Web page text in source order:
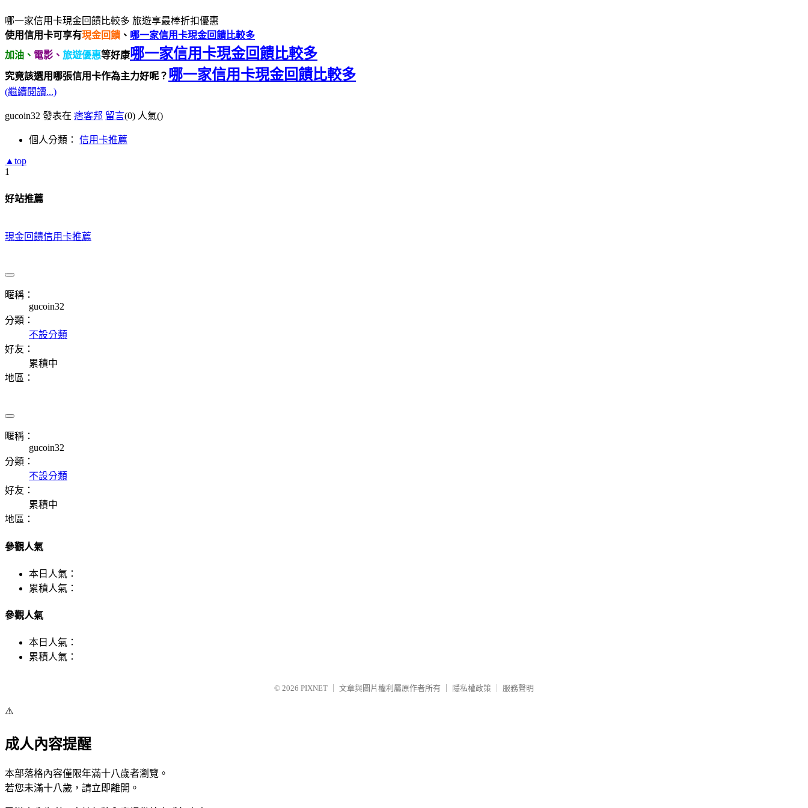
哪一家信用卡現金回饋比較多 旅遊享最棒折扣優惠
使用信用卡可享有現金回饋 、 哪一家信用卡現金回饋比較多
加油、 電影、 旅遊優惠等好康哪一家信用卡現金回饋比較多
究竟該選用哪張信用卡作為主力好呢？ 哪一家信用卡現金回饋比較多
(繼續閱讀...)
gucoin32 發表在 痞客邦 留言(0) 人氣()
個人分類： 信用卡推薦
▲top
1
好站推薦
現金回饋信用卡推薦
暱稱：
gucoin32
分類：
不設分類
好友：
累積中
地區：
暱稱：
gucoin32
分類：
不設分類
好友：
累積中
地區：
參觀人氣
本日人氣：
累積人氣：
參觀人氣
本日人氣：
累積人氣：
© 2026 PIXNET 文章與圖片權利屬原作者所有 隱私權政策 服務聲明
⚠️
成人內容提醒
本部落格內容僅限年滿十八歲者瀏覽。
若您未滿十八歲，請立即離開。